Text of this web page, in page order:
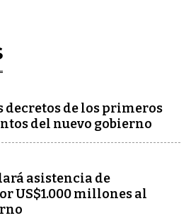
decretos de los primeros
del nuevo gobierno
asistencia de
US$1.000 millones al